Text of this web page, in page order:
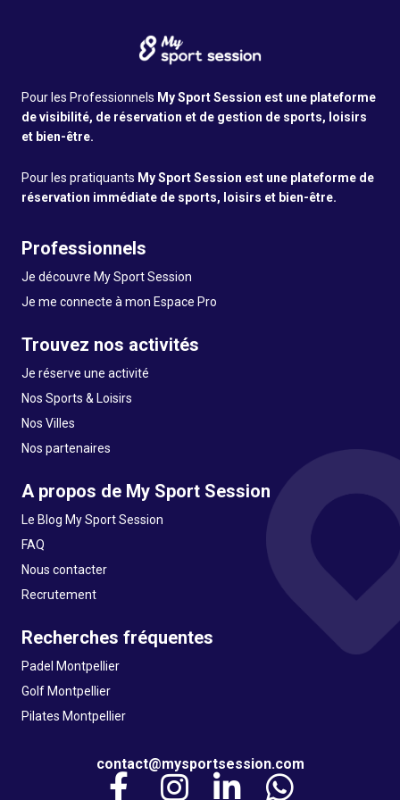
Pour les Professionnels My Sport Session est une plateforme
de visibilité, de réservation et de gestion de sports, loisirs
et bien-être.
Pour les pratiquants My Sport Session est une plateforme de
réservation immédiate de sports, loisirs et bien-être.
Professionnels
Je découvre My Sport Session
Je me connecte à mon Espace Pro
Trouvez nos activités
Je réserve une activité
Nos Sports & Loisirs
Nos Villes
Nos partenaires
A propos de My Sport Session
Le Blog My Sport Session
FAQ
Nous contacter
Recrutement
Recherches fréquentes
Padel Montpellier
Golf Montpellier
Pilates Montpellier
contact@mysportsession.com